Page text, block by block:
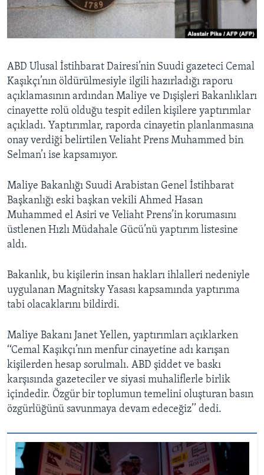
HAYATTAN
SANAT
BIZI TAKIP EDIN
Diller
ABD Ulusal İstihbarat Dairesi’nin Suudi gazeteci Cemal
Kaşıkçı’nın öldürülmesiyle ilgili hazırladığı raporu
açıklamasının ardından Maliye ve Dışişleri Bakanlıkları
cinayette rolü olduğu tespit edilen kişilere yaptırımlar
açıkladı. Yaptırımlar, raporda cinayetin planlanmasına
onay verdiği belirtilen Veliaht Prens Muhammed bin
Selman’ı ise kapsamıyor.
Maliye Bakanlığı Suudi Arabistan Genel İstihbarat
Başkanlığı eski başkan vekili Ahmed Hasan
Muhammed el Asiri ve Veliaht Prens’in korumasını
üstlenen Hızlı Müdahale Gücü’nü yaptırım listesine
aldı.
Bakanlık, bu kişilerin insan hakları ihlalleri nedeniyle
uygulanan Magnitsky Yasası kapsamında yaptırıma
tabi olacaklarını bildirdi.
Maliye Bakanı Janet Yellen, yaptırımları açıklarken
‘‘Cemal Kaşıkçı’nın menfur cinayetine adı karışan
kişilerden hesap sorulmalı. ABD şiddet ve baskı
karşısında gazeteciler ve siyasi muhaliflerle birlik
içindedir. Özgür bir toplumun temelini oluşturan basın
özgürlüğünü savunmaya devam edeceğiz’’ dedi.